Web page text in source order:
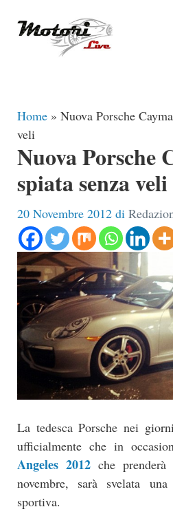
Home » Nuova Porsche
veli
Nuova Porsche
spiata senza veli
20 Novembre 2012 di
La tedesca Porsche nei
ufficialmente che in
Angeles 2012 che
novembre, sarà svelata
sportiva.